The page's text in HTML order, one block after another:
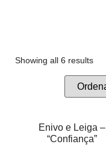
Showing all 6 results
Enivo e Leiga –
“Confiança”